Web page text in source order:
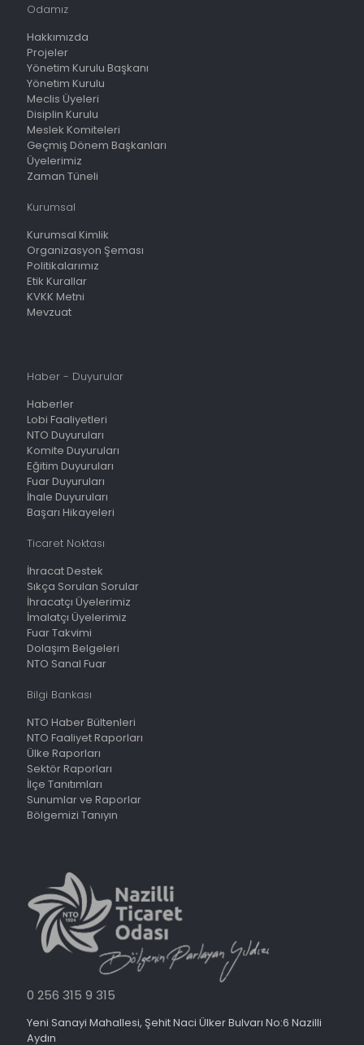
Odamız
Hakkımızda
Projeler
Yönetim Kurulu Başkanı
Yönetim Kurulu
Meclis Üyeleri
Disiplin Kurulu
Meslek Komiteleri
Geçmiş Dönem Başkanları
Üyelerimiz
Zaman Tüneli
Kurumsal
Kurumsal Kimlik
Organizasyon Şeması
Politikalarımız
Etik Kurallar
KVKK Metni
Mevzuat
Haber - Duyurular
Haberler
Lobi Faaliyetleri
NTO Duyuruları
Komite Duyuruları
Eğitim Duyuruları
Fuar Duyuruları
İhale Duyuruları
Başarı Hikayeleri
Ticaret Noktası
İhracat Destek
Sıkça Sorulan Sorular
İhracatçı Üyelerimiz
İmalatçı Üyelerimiz
Fuar Takvimi
Dolaşım Belgeleri
NTO Sanal Fuar
Bilgi Bankası
NTO Haber Bültenleri
NTO Faaliyet Raporları
Ülke Raporları
Sektör Raporları
İlçe Tanıtımları
Sunumlar ve Raporlar
Bölgemizi Tanıyın
0 256 315 9 315
Yeni Sanayi Mahallesi, Şehit Naci Ülker Bulvarı No:6 Nazilli
Aydın